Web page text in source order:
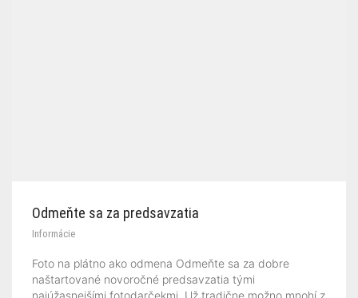
Odmeňte sa za predsavzatia
Informácie
Foto na plátno ako odmena Odmeňte sa za dobre
naštartované novoročné predsavzatia tými
najúžasnejšími fotodarčekmi. Už tradične možno mnohí z